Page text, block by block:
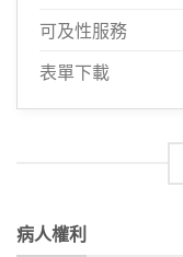
可及性服務
表單下載
病人權利